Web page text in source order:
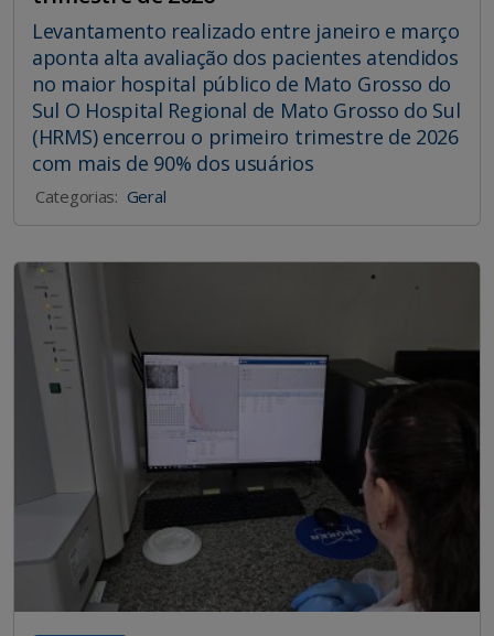
Levantamento realizado entre janeiro e março
aponta alta avaliação dos pacientes atendidos
no maior hospital público de Mato Grosso do
Sul O Hospital Regional de Mato Grosso do Sul
(HRMS) encerrou o primeiro trimestre de 2026
com mais de 90% dos usuários
Categorias: Geral